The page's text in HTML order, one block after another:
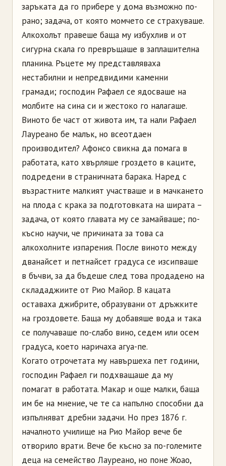
заръката да го прибере у дома възможно по-
рано; задача, от която момчето се страхуваше.
Алкохолът правеше баща му избухлив и от
сигурна скала го превръщаше в заплашителна
планина. Ръцете му представляваха
нестабилни и непредвидими каменни
грамади; господин Рафаел се ядосваше на
молбите на сина си и жестоко го налагаше.
Виното бе част от живота им, та нали Рафаел
Лауреано бе малък, но всеотдаен
производител? Афонсо свикна да помага в
работата, като хвърляше гроздето в каците,
подредени в страничната барака. Наред с
възрастните малкият участваше и в мачкането
на плода с крака за подготовката на ширата –
задача, от която главата му се замайваше; по-
късно научи, че причината за това са
алкохолните изпарения. После виното между
дванайсет и петнайсет градуса се изсипваше
в бъчви, за да бъдеше след това продадено на
склададжиите от Рио Майор. В кацата
оставаха джибрите, образувани от дръжките
на гроздовете. Баща му добавяше вода и така
се получаваше по-слабо вино, седем или осем
градуса, което наричаха агуа-пе.
Когато отрочетата му навършеха пет години,
господин Рафаел ги подхващаше да му
помагат в работата. Макар и още малки, баща
им бе на мнение, че те са напълно способни да
изпълняват дребни задачи. Но през 1876 г.
началното училище на Рио Майор вече бе
отворило врати. Вече бе късно за по-големите
деца на семейство Лауреано, но поне Жоао,